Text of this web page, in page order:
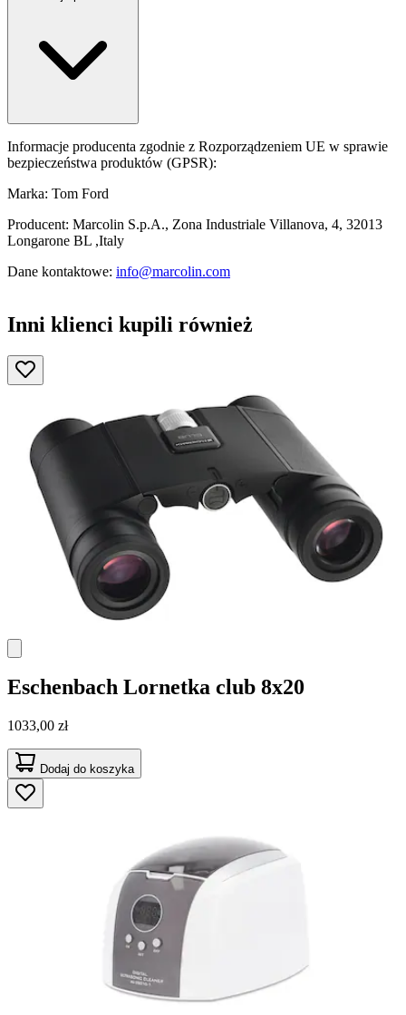
Informacje producenta zgodnie z Rozporządzeniem UE w sprawie
bezpieczeństwa produktów (GPSR):
Marka: Tom Ford
Producent: Marcolin S.p.A., Zona Industriale Villanova, 4, 32013
Longarone BL ,Italy
Dane kontaktowe: info@marcolin.com
Inni klienci kupili również
Eschenbach Lornetka club 8x20
1033,00 zł
Dodaj do koszyka